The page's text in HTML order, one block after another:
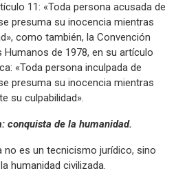
11: «Toda persona acusada de
presuma su inocencia mientras
como también, la Convención
de 1978, en su artículo
«Toda persona inculpada de
presuma su inocencia mientras
su culpabilidad».
conquista de la humanidad.
no es un tecnicismo jurídico, sino
humanidad civilizada.